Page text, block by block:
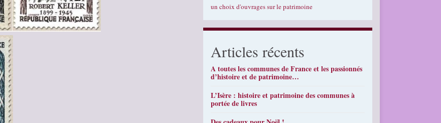
un choix d'ouvrages sur le patrimoine
Articles récents
A toutes les communes de France et les passionnés
d’histoire et de patrimoine…
L’Isère : histoire et patrimoine des communes à
portée de livres